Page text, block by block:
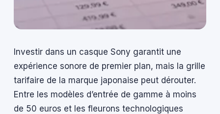
Investir dans un casque Sony garantit une
expérience sonore de premier plan, mais la grille
tarifaire de la marque japonaise peut dérouter.
Entre les modèles d’entrée de gamme à moins
de 50 euros et les fleurons technologiques